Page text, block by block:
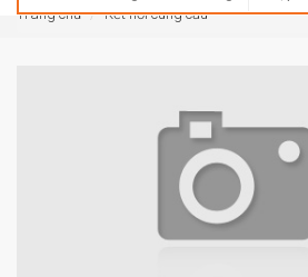
Trang chủ Kết nối cung cầu